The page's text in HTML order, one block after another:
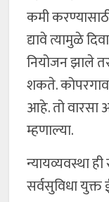
कमी
द्यावे त्यामुळे
नियोजन झाले
शकते. कोपरगाव
आहे. तो वारसा
म्हणाल्या.
न्यायव्यवस्था
सर्वसुविधा